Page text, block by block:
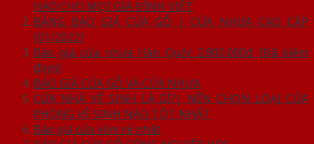
HẢO CHO MỌI GIA ĐÌNH VIỆT
BẢNG BÁO GIÁ CỬA GỖ | CỬA NHỰA CAO CẤP
[01/2022]
Báo giá cửa nhựa Hàn Quốc 2.800.000đ [Đã kiểm
định]
BÁO GIÁ CỬA GỖ VÀ CỬA NHỰA
CỬA NHÀ VỆ SINH LÀ GÌ?| NÊN CHỌN LOẠI CỬA
PHÒNG VỆ SINH NÀO TỐT NHẤT
Báo giá cửa vòm rẻ nhất